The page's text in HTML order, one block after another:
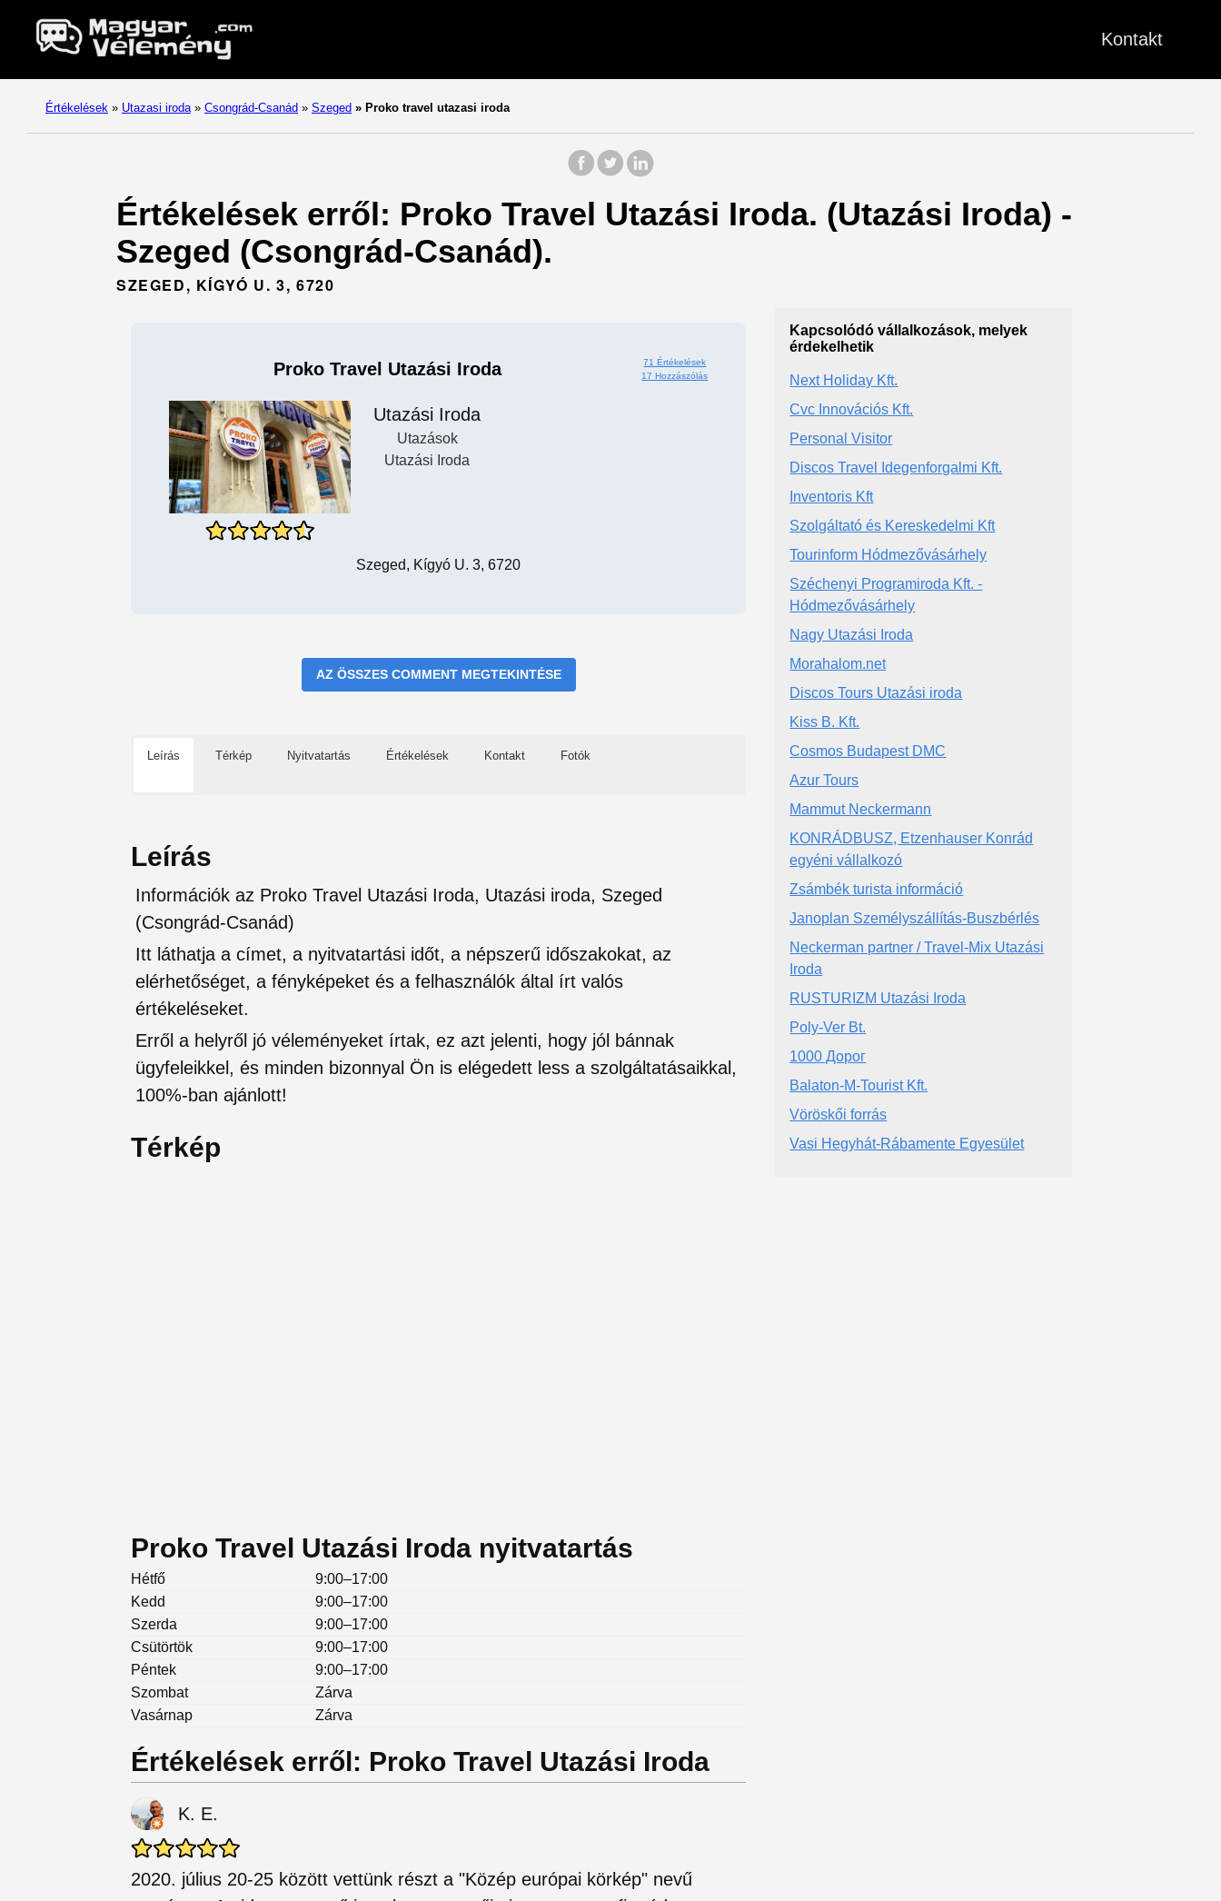
Kontakt
Értékelések » Utazasi iroda » Csongrád-Csanád » Szeged » Proko travel utazasi iroda
Értékelések erről: Proko Travel Utazási Iroda. (Utazási Iroda) -
Szeged (Csongrád-Csanád).
SZEGED, KÍGYÓ U. 3, 6720
Proko Travel Utazási Iroda
71 Értékelések
17 Hozzászólás
Utazási Iroda
Utazások
Utazási Iroda
Szeged, Kígyó U. 3, 6720
AZ ÖSSZES COMMENT MEGTEKINTÉSE
Leírás Térkép Nyitvatartás Értékelések Kontakt Fotók
Leírás
Információk az Proko Travel Utazási Iroda, Utazási iroda, Szeged
(Csongrád-Csanád)
Itt láthatja a címet, a nyitvatartási időt, a népszerű időszakokat, az
elérhetőséget, a fényképeket és a felhasználók által írt valós
értékeléseket.
Erről a helyről jó véleményeket írtak, ez azt jelenti, hogy jól bánnak
ügyfeleikkel, és minden bizonnyal Ön is elégedett less a szolgáltatásaikkal,
100%-ban ajánlott!
Térkép
Proko Travel Utazási Iroda nyitvatartás
Hétfő
9:00–17:00
Kedd
9:00–17:00
Szerda
9:00–17:00
Csütörtök
9:00–17:00
Péntek
9:00–17:00
Szombat
Zárva
Vasárnap
Zárva
Értékelések erről: Proko Travel Utazási Iroda
K. E.
2020. július 20-25 között vettünk részt a "Közép európai körkép" nevű
Kapcsolódó vállalkozások, melyek
érdekelhetik
Next Holiday Kft.
Cvc Innovációs Kft.
Personal Visitor
Discos Travel Idegenforgalmi Kft.
Inventoris Kft
Szolgáltató és Kereskedelmi Kft
Tourinform Hódmezővásárhely
Széchenyi Programiroda Kft. -
Hódmezővásárhely
Nagy Utazási Iroda
Morahalom.net
Discos Tours Utazási iroda
Kiss B. Kft.
Cosmos Budapest DMC
Azur Tours
Mammut Neckermann
KONRÁDBUSZ, Etzenhauser Konrád
egyéni vállalkozó
Zsámbék turista információ
Janoplan Személyszállítás-Buszbérlés
Neckerman partner / Travel-Mix Utazási
Iroda
RUSTURIZM Utazási Iroda
Poly-Ver Bt.
1000 Дорог
Balaton-M-Tourist Kft.
Vöröskői forrás
Vasi Hegyhát-Rábamente Egyesület